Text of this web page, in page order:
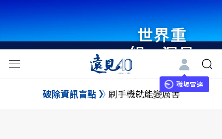
世界重
組・洞見
未來 與
世界領袖
職場雷達
破除資訊盲點 刷手機就能變厲害